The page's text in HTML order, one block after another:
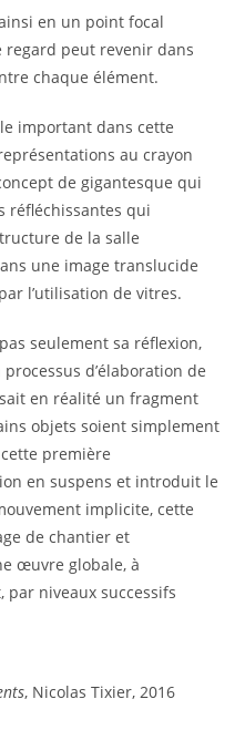
en un point focal
regard peut revenir dans
chaque élément.
important dans cette
au crayon
de gigantesque qui
réfléchissantes qui
de la salle
une image translucide
l’utilisation de vitres.
seulement sa réflexion,
d’élaboration de
en réalité un fragment
objets soient simplement
première
en suspens et introduit le
implicite, cette
de chantier et
œuvre globale, à
niveaux successifs
, Nicolas Tixier, 2016